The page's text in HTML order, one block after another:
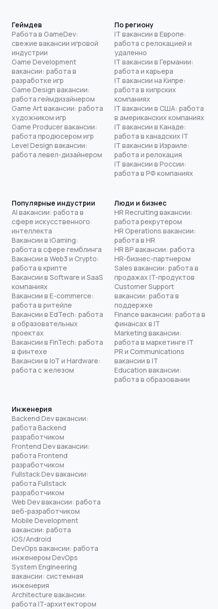
Геймдев
Работа в GameDev:
свежие вакансии игровой
индустрии
Game Development
вакансии: работа в
разработке игр
Game Design вакансии:
работа геймдизайнером
Game Art вакансии: работа
художником игр
Game Producer вакансии:
работа продюсером игр
Level Design вакансии:
работа левел-дизайнером
По региону
IT вакансии в Европе:
работа с релокацией и
удаленно
IT вакансии в Германии:
работа и карьера
IT вакансии на Кипре:
работа в кипрских
компаниях
IT вакансии в США: работа
в американских компаниях
IT вакансии в Канаде:
работа в канадских IT
IT вакансии в Израиле:
работа и релокация
IT вакансии в России:
работа в РФ компаниях
Популярные индустрии
AI вакансии: работа в
сфере искусственного
интеллекта
Вакансии в iGaming:
работа в сфере гемблинга
Вакансии в Web3 и Crypto:
работа в крипте
Вакансии в Software и SaaS
компаниях
Вакансии в E-commerce:
работа в ритейле
Вакансии в EdTech: работа
в образовательных
проектах
Вакансии в FinTech: работа
в финтехе
Вакансии в IoT и Hardware:
работа с железом
Люди и бизнес
HR Recruiting вакансии:
работа рекрутером
HR Operations вакансии:
работа в HR
HR BP вакансии: работа
HR-бизнес-партнером
Sales вакансии: работа в
продажах IT-продуктов
Customer Support
вакансии: работа в
поддержке
Finance вакансии: работа в
финансах в IT
Marketing вакансии:
работа в маркетинге IT
PR и Communications
вакансии в IT
Education вакансии:
работа в образовании
Инженерия
Backend Dev вакансии:
работа Backend
разработчиком
Frontend Dev вакансии:
работа Frontend
разработчиком
Fullstack Dev вакансии:
работа Fullstack
разработчиком
Web Dev вакансии: работа
веб-разработчиком
Mobile Development
вакансии: работа
iOS/Android
DevOps вакансии: работа
инженером DevOps
System Engineering
вакансии: системная
инженерия
Architecture вакансии:
работа IT-архитектором